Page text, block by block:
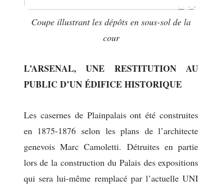
Coupe illustrant les dépôts en sous-sol de la
cour
L’ARSENAL, UNE RESTITUTION AU
PUBLIC D’UN ÉDIFICE HISTORIQUE
Les casernes de Plainpalais ont été construites
en 1875-1876 selon les plans de l’architecte
genevois Marc Camoletti. Détruites en partie
lors de la construction du Palais des expositions
qui sera lui-même remplacé par l’actuelle UNI